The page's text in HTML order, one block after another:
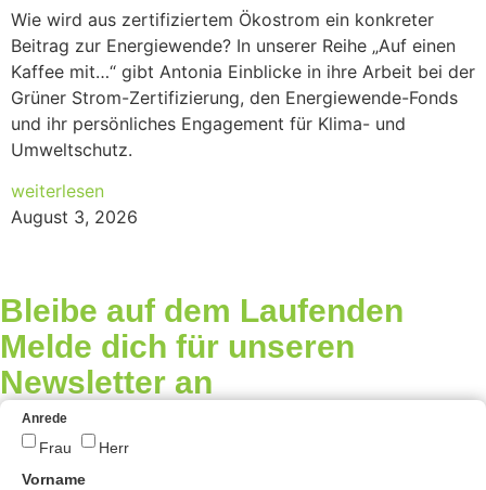
Wie wird aus zertifiziertem Ökostrom ein konkreter
Beitrag zur Energiewende? In unserer Reihe „Auf einen
Kaffee mit…“ gibt Antonia Einblicke in ihre Arbeit bei der
Grüner Strom-Zertifizierung, den Energiewende-Fonds
und ihr persönliches Engagement für Klima- und
Umweltschutz.
weiterlesen
August 3, 2026
Bleibe auf dem Laufenden
Melde dich für unseren
Newsletter an
Anrede
Frau
Herr
Vorname